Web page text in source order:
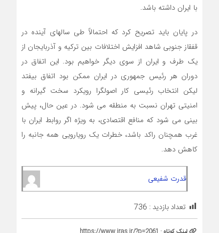
با ایران داشته باشد.
در پایان باید تصریح کرد که احتمالاً طی سالهای آینده در
قفقاز جنوبی شاهد افزایش اختلافات بین ترکیه و آذربایجان از
یک طرف و ایران از سوی دیگر خواهیم بود. این اتفاق در
دوران هر رئیس جمهوری در ایران ممکن بود اتفاق بیفتد
لیکن انتخاب رئیسی کار اصولگرا رویکرد سخت گیرانه و
امنیتی تهران نسبت به منطقه می شود. در عین حال، پیش
بینی می شود که منافع اقتصادی، به ویژه اگر روابط ایران با
غرب همچنان راکد باشد، خطرات یک رویارویی همه جانبه را
کاهش دهد.
قدرت شفیعی
تعداد بازدید : 736